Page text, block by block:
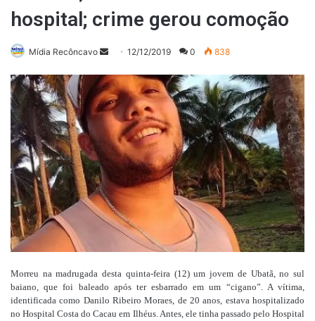
hospital; crime gerou comoção
Mídia Recôncavo
Mande
e-
mail
12/12/2019 0 838
Morreu na madrugada desta quinta-feira (12) um jovem de Ubatã, no sul
baiano, que foi baleado após ter esbarrado em um “cigano”. A vítima,
identificada como Danilo Ribeiro Moraes, de 20 anos, estava hospitalizado
no Hospital Costa do Cacau em Ilhéus. Antes, ele tinha passado pelo Hospital